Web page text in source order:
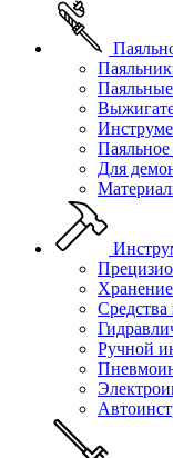
Паяльное
Для
Ручной